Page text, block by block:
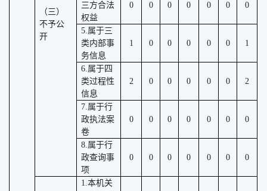
（三）
不予公
开
三方合法
权益
0 0 0 0 0 0 0
5.属于三
类内部事
务信息
1 0 0 0 0 0 1
6.属于四
类过程性
信息
2 0 0 0 0 0 2
7.属于行
政执法案
卷
0 0 0 0 0 0 0
8.属于行
政查询事
项
0 0 0 0 0 0 0
1.本机关